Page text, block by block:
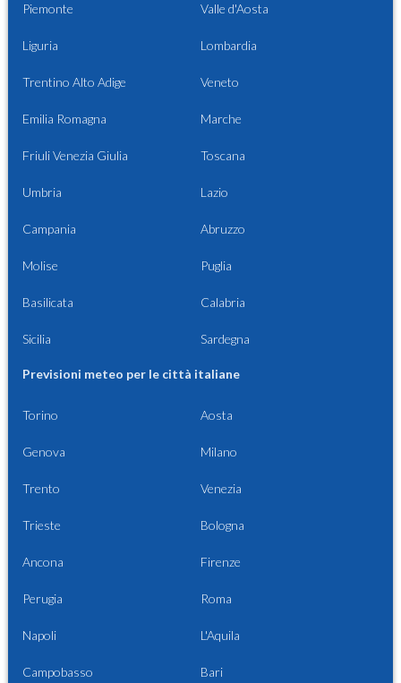
Piemonte Valle d'Aosta
Liguria Lombardia
Trentino Alto Adige Veneto
Emilia Romagna Marche
Friuli Venezia Giulia Toscana
Umbria Lazio
Campania Abruzzo
Molise Puglia
Basilicata Calabria
Sicilia Sardegna
Previsioni meteo per le città italiane
Torino Aosta
Genova Milano
Trento Venezia
Trieste Bologna
Ancona Firenze
Perugia Roma
Napoli L'Aquila
Campobasso Bari